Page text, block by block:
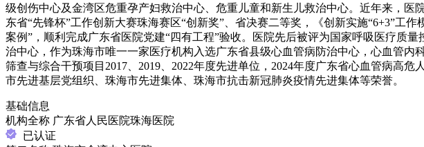
级创伤中心及金湾区危重孕产妇救治中心、危重儿童和新生儿救治中心。近年来，
东省“先锋杯”工作创新大赛珠海赛区“创新奖”、省决赛二等奖，《创新实施“6+3”工
案例”，顺利完成广东省医院党建“四有工程”验收。医院先后被评为国家呼吸医疗质
治中心，作为珠海市唯一一家医疗机构入选广东省县级心血管病防治中心，心血管
筛查与综合干预项目2017、2019、2022年度先进单位，2024年度广东省心血管病高
市先进基层党组织、珠海市先进集体、珠海市抗击新冠肺炎疫情先进集体等荣誉。
基础信息
机构全称 广东省人民医院珠海医院
已认证